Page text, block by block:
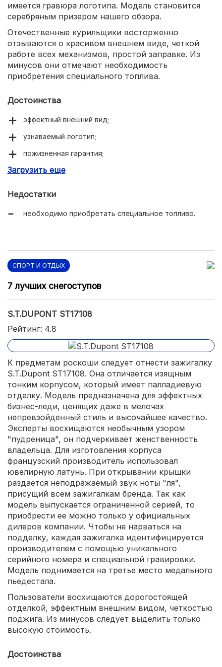
имеется гравюра логотипа. Модель становится
серебряным призером нашего обзора.
Отечественные курильщики восторженно
отзываются о красивом внешнем виде, четкой
работе всех механизмов, простой заправке. Из
минусов они отмечают необходимость
приобретения специального топлива.
Достоинства
эффектный внешний вид;
узнаваемый логотип;
пожизненная гарантия;
легкая заправка.
Загрузить еще
Недостатки
необходимо приобретать специальное топливо.
СПОРТ И ОТДЫХ
7 лучших снегоступов
S.T.DUPONT ST17108
Рейтинг: 4.8
К предметам роскоши следует отнести зажигалку
S.T.Dupont ST17108. Она отличается изящным
тонким корпусом, который имеет палладиевую
отделку. Модель предназначена для эффектных
бизнес-леди, ценящих даже в мелочах
непревзойденный стиль и высочайшее качество.
Эксперты восхищаются необычным узором
"пудреница", он подчеркивает женственность
владельца. Для изготовления корпуса
французский производитель использовал
ювелирную латунь. При открывании крышки
раздается неподражаемый звук ноты "ля",
присущий всем зажигалкам бренда. Так как
модель выпускается ограниченной серией, то
приобрести ее можно только у официальных
дилеров компании. Чтобы не нарваться на
подделку, каждая зажигалка идентифицируется
производителем с помощью уникального
серийного номера и специальной гравировки.
Модель поднимается на третье место медального
пьедестала.
Пользователи восхищаются дорогостоящей
отделкой, эффектным внешним видом, четкостью
поджига. Из минусов следует выделить только
высокую стоимость.
Достоинства